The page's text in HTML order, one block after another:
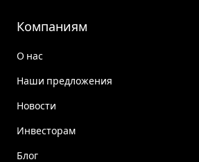
Компаниям
О нас
Наши предложения
Новости
Инвесторам
Блог